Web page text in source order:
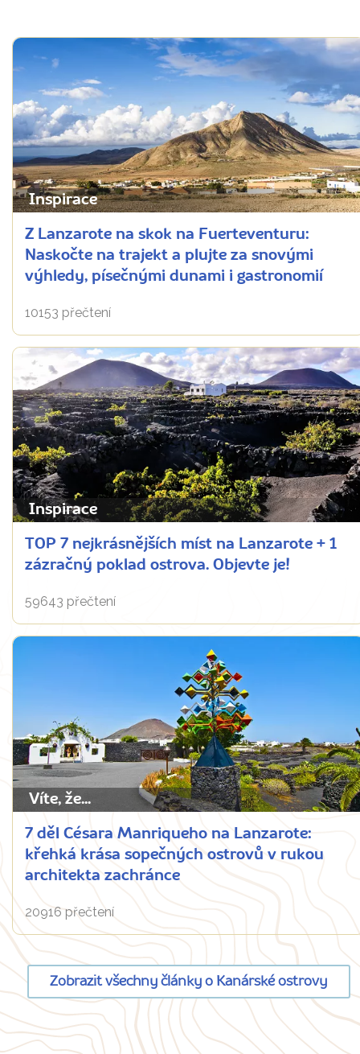
Inspirace
Z Lanzarote na skok na Fuerteventuru:
Naskočte na trajekt a plujte za snovými
výhledy, písečnými dunami i gastronomií
10153 přečtení
Inspirace
TOP 7 nejkrásnějších míst na Lanzarote + 1
zázračný poklad ostrova. Objevte je!
59643 přečtení
Víte, že...
7 děl Césara Manriqueho na Lanzarote:
křehká krása sopečných ostrovů v rukou
architekta zachránce
20916 přečtení
Zobrazit všechny články o Kanárské ostrovy